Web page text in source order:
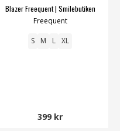
Blazer Freequent | Smilebutiken
Freequent
S M L XL
399 kr